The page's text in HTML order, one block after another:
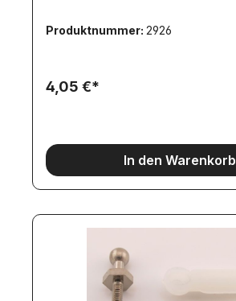
Produktnummer: 2926
4,05 €*
In den Warenkorb